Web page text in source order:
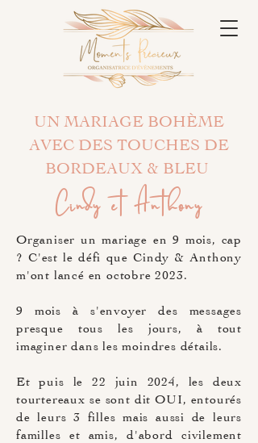
UN MARIAGE BOHÈME
AVEC DES TOUCHES DE
BORDEAUX & BLEU
Cindy et Anthony
Organiser un mariage en 9 mois, cap
? C'est le défi que Cindy & Anthony
m'ont lancé en octobre 2023.
9 mois à s'envoyer des messages
presque tous les jours, à tout
imaginer dans les moindres détails.
Et puis le 22 juin 2024, les deux
tourtereaux se sont dit OUI, entourés
de leurs 3 filles mais aussi de leurs
familles et amis, d'abord civilement